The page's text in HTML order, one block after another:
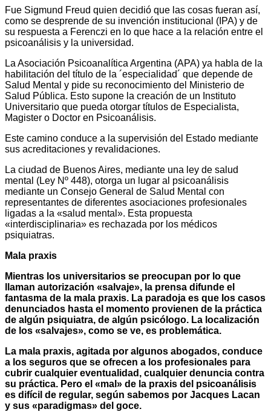
Fue Sigmund Freud quien decidió que las cosas fueran así,
como se desprende de su invención institucional (IPA) y de
su respuesta a Ferenczi en lo que hace a la relación entre el
psicoanálisis y la universidad.
La Asociación Psicoanalítica Argentina (APA) ya habla de la
habilitación del título de la ´especialidad´ que depende de
Salud Mental y pide su reconocimiento del Ministerio de
Salud Pública. Esto supone la creación de un Instituto
Universitario que pueda otorgar títulos de Especialista,
Magister o Doctor en Psicoanálisis.
Este camino conduce a la supervisión del Estado mediante
sus acreditaciones y revalidaciones.
La ciudad de Buenos Aires, mediante una ley de salud
mental (Ley Nº 448), otorga un lugar al psicoanálisis
mediante un Consejo General de Salud Mental con
representantes de diferentes asociaciones profesionales
ligadas a la «salud mental». Esta propuesta
«interdisciplinaria» es rechazada por los médicos
psiquiatras.
Mala praxis
Mientras los universitarios se preocupan por lo que
llaman autorización «salvaje», la prensa difunde el
fantasma de la mala praxis. La paradoja es que los casos
denunciados hasta el momento provienen de la práctica
de algún psiquiatra, de algún psicólogo. La localización
de los «salvajes», como se ve, es problemática.
La mala praxis, agitada por algunos abogados, conduce
a los seguros que se ofrecen a los profesionales para
cubrir cualquier eventualidad, cualquier denuncia contra
su práctica. Pero el «mal» de la praxis del psicoanálisis
es difícil de regular, según sabemos por Jacques Lacan
y sus «paradigmas» del goce.